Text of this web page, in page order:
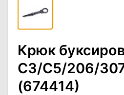
Крюк
С3/С5/206/
(674414)